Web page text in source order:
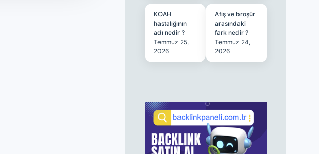
KOAH
hastalığının
adı nedir ?
Temmuz 25,
2026
Afiş ve broşür
arasındaki
fark nedir ?
Temmuz 24,
2026